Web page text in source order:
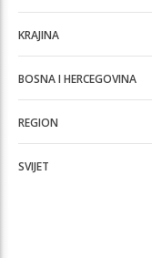
KRAJINA
BOSNA I HERCEGOVINA
REGION
SVIJET